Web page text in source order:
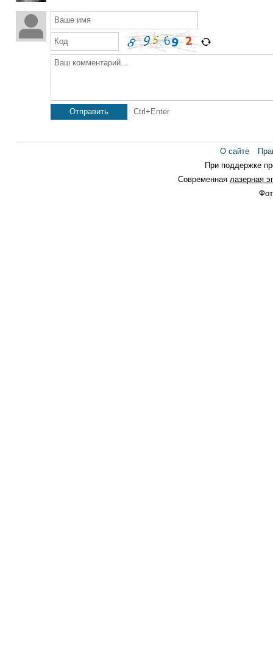
Ваше имя
Код
Ваш комментарий...
Отправить Ctrl+Enter
О сайте
При поддержке
Современная лазерная